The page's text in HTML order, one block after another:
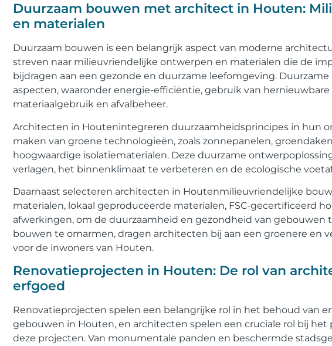
Duurzaam bouwen met architect in Houten:
en materialen
Duurzaam bouwen is een belangrijk aspect van moderne
streven naar milieuvriendelijke ontwerpen en materialen die de
bijdragen aan een gezonde en duurzame leefomgeving.
aspecten, waaronder energie-efficiëntie, gebruik van
materiaalgebruik en afvalbeheer.
Architecten in Houtenintegreren duurzaamheidsprincipes in hun
maken van groene technologieën, zoals zonnepanelen,
hoogwaardige isolatiematerialen. Deze duurzame
verlagen, het binnenklimaat te verbeteren en de ecologische
Daarnaast selecteren architecten in Houtenmilieuvriendelijke
materialen, lokaal geproduceerde materialen, FSC-gecertificeerd
afwerkingen, om de duurzaamheid en gezondheid van gebouwen
bouwen te omarmen, dragen architecten bij aan een groenere en
voor de inwoners van Houten.
Renovatieprojecten in Houten: De rol van
erfgoed
Renovatieprojecten spelen een belangrijke rol in het behoud van
gebouwen in Houten, en architecten spelen een cruciale rol bij
deze projecten. Van monumentale panden en beschermde